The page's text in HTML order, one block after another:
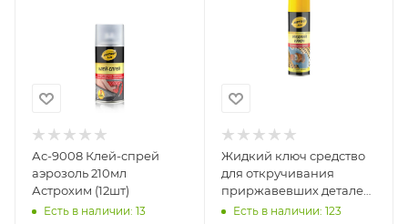
Ас-9008 Клей-спрей
аэрозоль 210мл
Астрохим (12шт)
Есть в наличии: 13
Жидкий ключ средство
для откручивания
приржавевших деталей,
аэрозоль, Ас-451, 335 мл
Есть в наличии: 123